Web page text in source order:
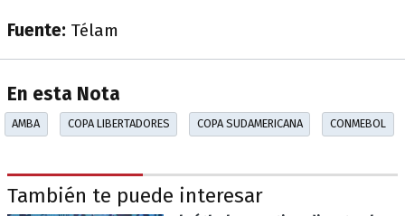
Fuente: Télam
En esta Nota
AMBA COPA LIBERTADORES COPA SUDAMERICANA CONMEBOL
También te puede interesar